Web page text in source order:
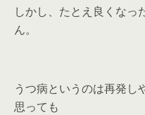
しかし、たとえ良くなっ
ん。
うつ病というのは再発し
思っても